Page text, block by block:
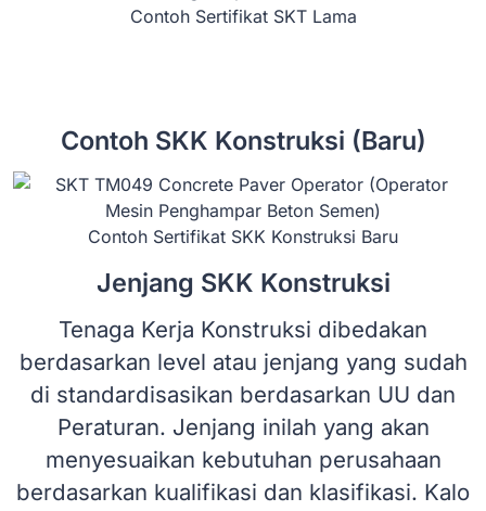
Contoh Sertifikat SKT Lama
Contoh SKK Konstruksi (Baru)
Contoh Sertifikat SKK Konstruksi Baru
Jenjang SKK Konstruksi
Tenaga Kerja Konstruksi dibedakan
berdasarkan level atau jenjang yang sudah
di standardisasikan berdasarkan UU dan
Peraturan. Jenjang inilah yang akan
menyesuaikan kebutuhan perusahaan
berdasarkan kualifikasi dan klasifikasi. Kalo